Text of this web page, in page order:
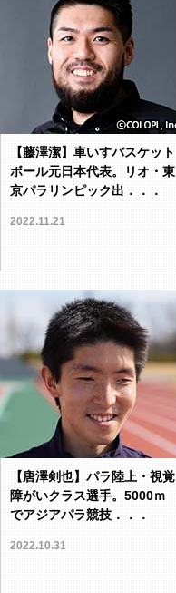
【藤澤潔】車いすバスケット
ボール元日本代表。リオ・東
京パラリンピック出．．．
2022.11.21
【唐澤剣也】パラ陸上・視覚
障がいクラス選手。5000ｍ
でアジアパラ競技．．．
2022.10.31